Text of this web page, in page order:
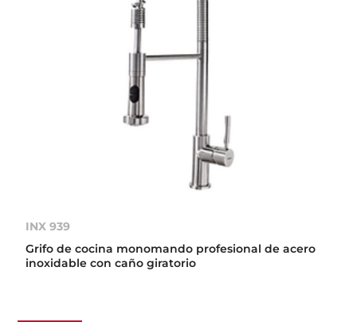
INX 939
Grifo de cocina monomando profesional de acero
inoxidable con caño giratorio